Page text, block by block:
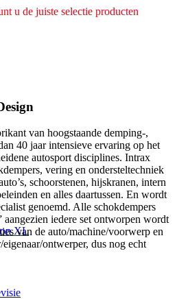
XL
u de juiste selectie producten
van hoogstaande demping-,
40 jaar intensieve ervaring op het
autosport disciplines. Intrax
vering en ondersteltechniek
schoorstenen, hijskranen, intern
en alles daartussen. En wordt
genoemd. Alle schokdempers
iedere set ontworpen wordt
van de auto/machine/voorwerp en
ontwerper, dus nog echt